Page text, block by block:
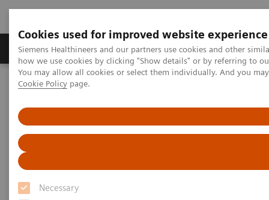
Cookies used for improved website experience
Siemens Healthineers and our partners use cookies and other
how we use cookies by clicking "Show details" or by referring to
You may allow all cookies or select them individually. And you
Cookie Policy page.
Necessary
Productos y servicios Especialidades clínicas
Home Diagnóstico médico por imagen
Ecógrafos
Los ecógrafos de Siemens Healtineers mejoran el
diagnóstico con un rendimiento de imagen avanzado